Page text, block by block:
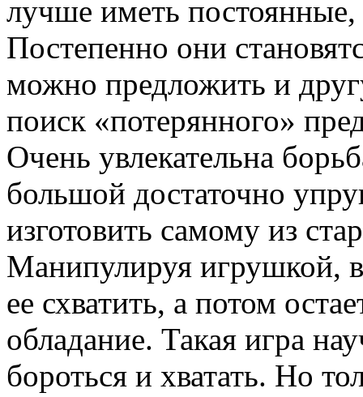
лучше иметь постоянные,
Постепенно они
можно предложить и
поиск «потерянного»
Очень увлекательна
большой достаточно
изготовить самому из
Манипулируя игрушкой,
ее схватить, а потом
обладание. Такая игра
бороться и хватать. Но